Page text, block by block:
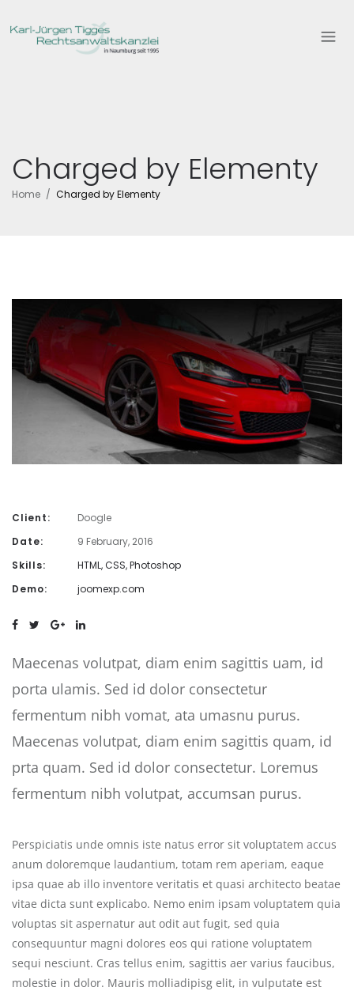
Charged by Elementy
Home Charged by Elementy
Client:
Doogle
Date:
9 February, 2016
Skills:
HTML, CSS, Photoshop
Demo:
joomexp.com
Maecenas volutpat, diam enim sagittis uam, id
porta ulamis. Sed id dolor consectetur
fermentum nibh vomat, ata umasnu purus.
Maecenas volutpat, diam enim sagittis quam, id
prta quam. Sed id dolor consectetur. Loremus
fermentum nibh volutpat, accumsan purus.
Perspiciatis unde omnis iste natus error sit voluptatem accus
anum doloremque laudantium, totam rem aperiam, eaque
ipsa quae ab illo inventore veritatis et quasi architecto beatae
vitae dicta sunt explicabo. Nemo enim ipsam voluptatem quia
voluptas sit aspernatur aut odit aut fugit, sed quia
consequuntur magni dolores eos qui ratione voluptatem
sequi nesciunt. Cras tellus enim, sagittis aer varius faucibus,
molestie in dolor. Mauris molliadipisg elit, in vulputate est